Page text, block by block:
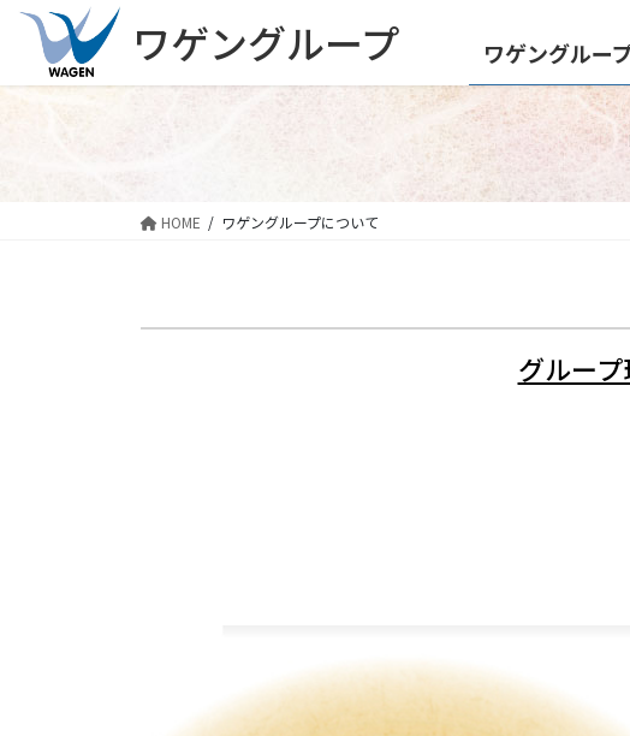
ワゲングループ ワゲングルー
HOME ワゲングループについて
グルー